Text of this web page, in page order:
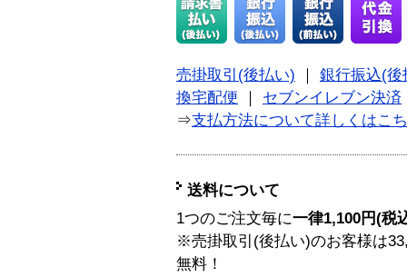
売掛取引(後払い)
銀行振込(後
換宅配便
セブンイレブン決済
⇒支払方法について詳しくはこ
送料について
1つのご注文毎に一律1,100円(税
※売掛取引(後払い)のお客様は
無料！